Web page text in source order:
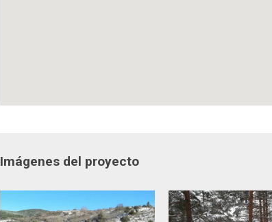
Imágenes del proyecto